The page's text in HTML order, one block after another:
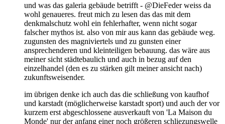
und was das galeria gebäude betrifft - @DieFeder weiss da
wohl genaueres. freut mich zu lesen das das mit dem
denkmalschutz wohl ein fehlerhafter, wenn nicht sogar
falscher mythos ist. also von mir aus kann das gebäude weg.
zugunsten des magniviertels und zu gunsten einer
ansprechenderen und kleinteiligen bebauung. das wäre aus
meiner sicht städtebaulich und auch in bezug auf den
einzelhandel (den es zu stärken gilt meiner ansicht nach)
zukunftsweisender.
im übrigen denke ich auch das die schließung von kaufhof
und karstadt (möglicherweise karstadt sport) und auch der vor
kurzem erst abgeschlossene ausverkauft von 'La Maison du
Monde' nur der anfang einer noch größeren schliezungswelle